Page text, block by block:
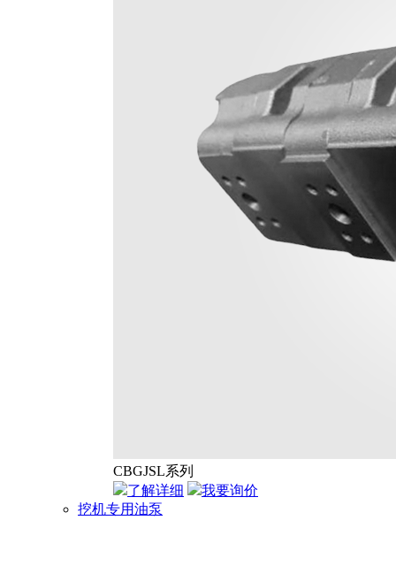
CBGJSL系列
了解详细
我要询价
挖机专用油泵